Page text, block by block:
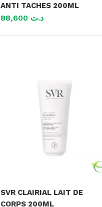
ANTI TACHES 200ML
د.ت
SVR CLAIRIAL LAIT DE
CORPS 200ML